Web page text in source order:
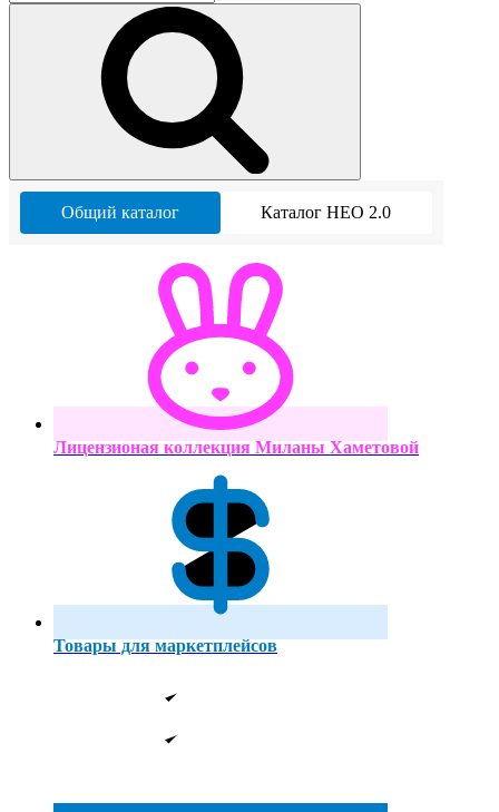
Общий каталог Каталог НЕО 2.0
Лицензионая коллекция Миланы Хаметовой
Товары для маркетплейсов